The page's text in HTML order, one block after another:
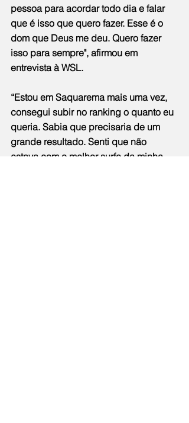
pessoa para acordar todo dia e falar
que é isso que quero fazer. Esse é o
dom que Deus me deu. Quero fazer
isso para sempre", afirmou em
entrevista à WSL.
“Estou em Saquarema mais uma vez,
consegui subir no ranking o quanto eu
queria. Sabia que precisaria de um
grande resultado. Senti que não
estava com o melhor surfe da minha